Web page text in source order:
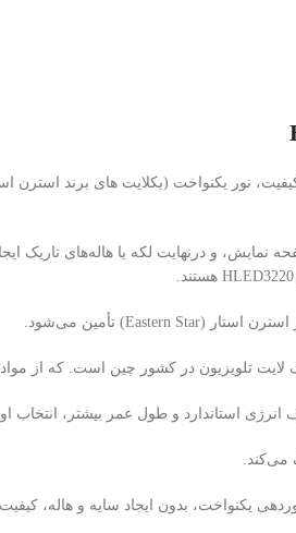
و درنهایت لکه یا هاله‌های
استاندارد و طول عمر بیشتر، انتخاب
بدون ایجاد سایه و هاله، کیفیت